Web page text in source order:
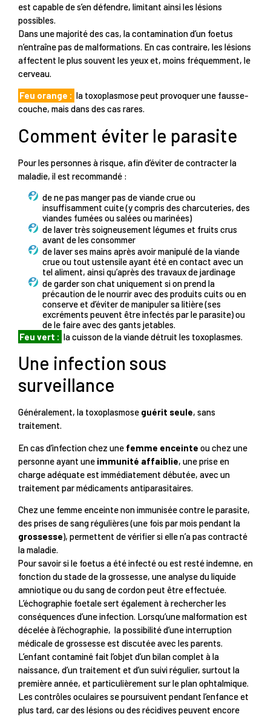
est capable de s’en défendre, limitant ainsi les lésions
possibles.
Dans une majorité des cas, la contamination d’un foetus
n’entraîne pas de malformations. En cas contraire, les lésions
affectent le plus souvent les yeux et, moins fréquemment, le
cerveau.
Feu orange : la toxoplasmose peut provoquer une fausse-
couche, mais dans des cas rares.
Comment éviter le parasite
Pour les personnes à risque, afin d’éviter de contracter la
maladie, il est recommandé :
de ne pas manger pas de viande crue ou
insuffisamment cuite (y compris des charcuteries, des
viandes fumées ou salées ou marinées)
de laver très soigneusement légumes et fruits crus
avant de les consommer
de laver ses mains après avoir manipulé de la viande
crue ou tout ustensile ayant été en contact avec un
tel aliment, ainsi qu’après des travaux de jardinage
de garder son chat uniquement si on prend la
précaution de le nourrir avec des produits cuits ou en
conserve et d’éviter de manipuler sa litière (ses
excréments peuvent être infectés par le parasite) ou
de le faire avec des gants jetables.
Feu vert : la cuisson de la viande détruit les toxoplasmes.
Une infection sous
surveillance
Généralement, la toxoplasmose guérit seule, sans
traitement.
En cas d’infection chez une femme enceinte ou chez une
personne ayant une immunité affaiblie, une prise en
charge adéquate est immédiatement débutée, avec un
traitement par médicaments antiparasitaires.
Chez une femme enceinte non immunisée contre le parasite,
des prises de sang régulières (une fois par mois pendant la
grossesse), permettent de vérifier si elle n’a pas contracté
la maladie.
Pour savoir si le foetus a été infecté ou est resté indemne, en
fonction du stade de la grossesse, une analyse du liquide
amniotique ou du sang de cordon peut être effectuée.
L’échographie foetale sert également à rechercher les
conséquences d’une infection. Lorsqu’une malformation est
décelée à l’échographie, la possibilité d’une interruption
médicale de grossesse est discutée avec les parents.
L’enfant contaminé fait l’objet d’un bilan complet à la
naissance, d’un traitement et d’un suivi régulier, surtout la
première année, et particulièrement sur le plan ophtalmique.
Les contrôles oculaires se poursuivent pendant l’enfance et
plus tard, car des lésions ou des récidives peuvent encore